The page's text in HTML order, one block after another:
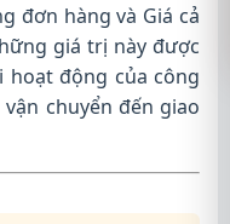
đơn hàng và Giá cả
giá trị này được
động của công
chuyển đến giao